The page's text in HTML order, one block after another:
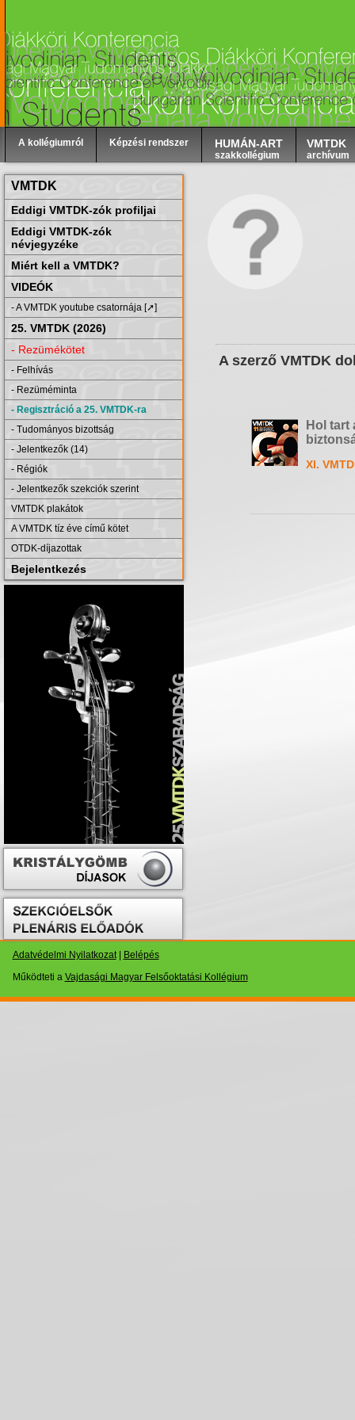
A kollégiumról Képzési rendszer HUMÁN-ART
szakkollégium
VMTDK
archívum
VMTDK
Eddigi VMTDK-zók profiljai
Eddigi VMTDK-zók
névjegyzéke
Miért kell a VMTDK?
VIDEÓK
- A VMTDK youtube csatornája [➚]
25. VMTDK (2026)
- Rezümékötet
- Felhívás
- Rezüméminta
- Regisztráció a 25. VMTDK-ra
- Tudományos bizottság
- Jelentkezők (14)
- Régiók
- Jelentkezők szekciók szerint
VMTDK plakátok
A VMTDK tíz éve című kötet
OTDK-díjazottak
Bejelentkezés
A szerző VMTDK
Hol tart
XI.
Adatvédelmi Nyilatkozat|
Belépés
Működteti a Vajdasági Magyar Felsőoktatási Kollégium